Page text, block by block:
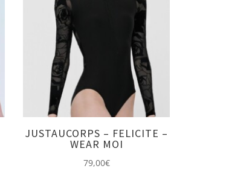
JUSTAUCORPS – FELICITE –
WEAR MOI
79,00€